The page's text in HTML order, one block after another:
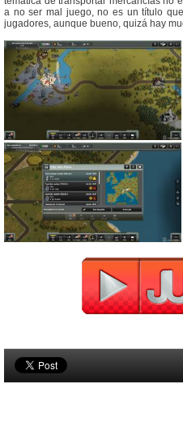
a no ser mal juego, no es un título
jugadores, aunque bueno, quizá hay